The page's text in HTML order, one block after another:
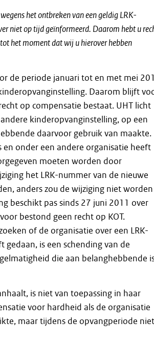
het ontbreken van een geldig LRK-
niet op tijd geïnformeerd. Daarom hebt u
het moment dat wij u hierover hebben
de periode januari tot en met mei
Daarom blijft
op compensatie bestaat. UHT licht
kinderopvanginstelling, op een
daarvoor gebruik van maakte.
onder een andere organisatie heeft
moeten worden door
het LRK-nummer van de nieuwe
anders zou de wijziging niet worden
beschikt pas sinds 27 juni 2011 over
bestond geen recht op KOT.
of de organisatie over een LRK-
is een schending van de
die aan belanghebbende
is niet van toepassing in haar
voor hardheid als de organisatie
maar tijdens de opvangperiode niet